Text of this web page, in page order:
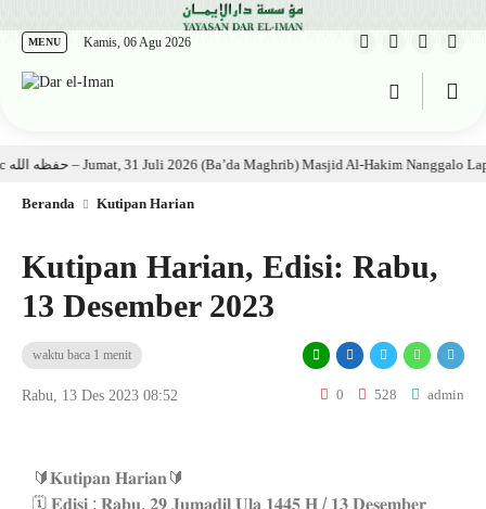
MENU Kamis, 06 Agu 2026
Kajian Kitab: Ustadz Al Munawwir, Lc حفظه الله – Jumat, 31 Juli 2026 (Ba’da Maghrib) Masjid Al-Hakim Nanggalo Lapai
Beranda Kutipan Harian
Kutipan Harian, Edisi: Rabu,
13 Desember 2023
waktu baca 1 menit
Rabu, 13 Des 2023 08:52 0 528 admin
🔰𝐊𝐮𝐭𝐢𝐩𝐚𝐧 𝐇𝐚𝐫𝐢𝐚𝐧🔰
🗓 𝐄𝐝𝐢𝐬𝐢 : 𝐑𝐚𝐛𝐮, 𝟐𝟗 𝐉𝐮𝐦𝐚𝐝𝐢𝐥 𝐔𝐥𝐚 𝟏𝟒𝟒𝟓 𝐇 / 𝟏𝟑 𝐃𝐞𝐬𝐞𝐦𝐛𝐞𝐫